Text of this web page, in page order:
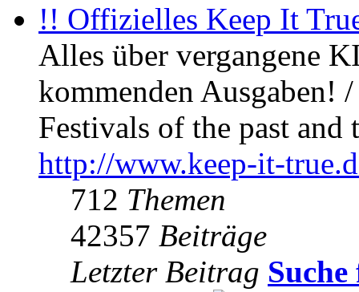
!! Offizielles Keep It
Alles über vergangene
kommenden Ausgaben!
Festivals of the past
http://www.keep-it-
712 Themen
42357 Beiträge
Letzter Beitrag